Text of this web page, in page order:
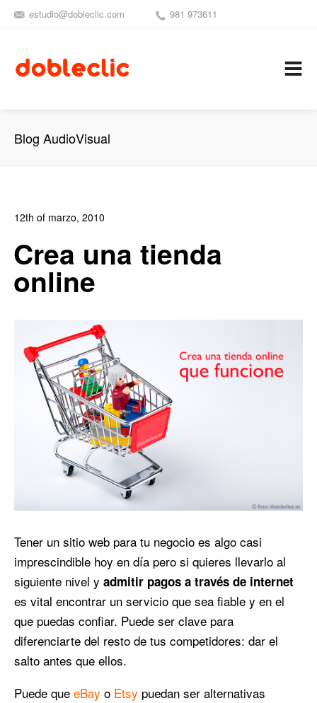
estudio@dobleclic.com 981 973611
Blog AudioVisual
12th of marzo, 2010
Posicionamiento,Blog Publicidad
0
2
Crea una tienda
online
Tener un sitio web para tu negocio es algo casi
imprescindible hoy en día pero si quieres llevarlo al
siguiente nivel y admitir pagos a través de internet
es vital encontrar un servicio que sea fiable y en el
que puedas confiar. Puede ser clave para
diferenciarte del resto de tus competidores: dar el
salto antes que ellos.
Puede que eBay o Etsy puedan ser alternativas